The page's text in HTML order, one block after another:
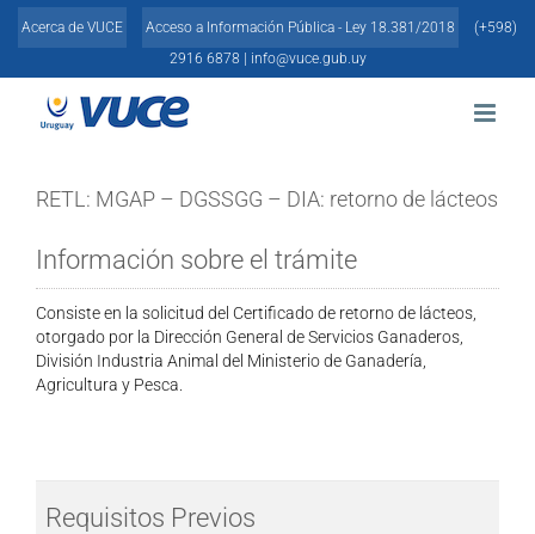
Skip
Acerca de VUCE Acceso a Información Pública - Ley 18.381/2018
(+598)
2916 6878 |
info@vuce.gub.uy
RETL: MGAP – DGSSGG – DIA: retorno de lácteos
Información sobre el trámite
Consiste en la solicitud del Certificado de retorno de lácteos,
otorgado por la Dirección General de Servicios Ganaderos,
División Industria Animal del Ministerio de Ganadería,
Agricultura y Pesca.
Requisitos Previos